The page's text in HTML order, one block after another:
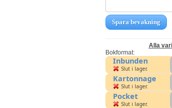
Spara bevakning
Alla
Bokformat:
Inbunden
Slut i lager.
Kartonnage
Slut i lager.
Pocket
Slut i lager.